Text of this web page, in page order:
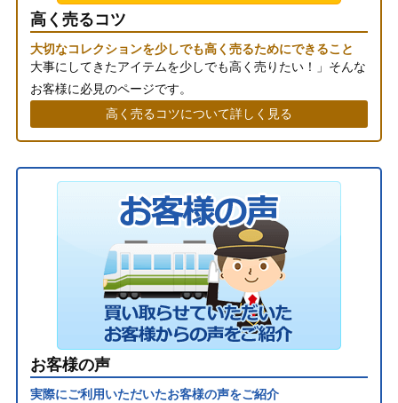
高く売るコツ
大切なコレクションを少しでも高く売るためにできること
大事にしてきたアイテムを少しでも高く売りたい！」そんな
お客様に必見のページです。
高く売るコツについて詳しく見る
お客様の声
実際にご利用いただいたお客様の声をご紹介